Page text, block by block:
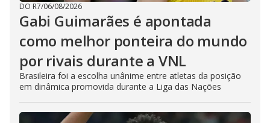
DO R7/06/08/2026
Gabi Guimarães é apontada
como melhor ponteira do mundo
por rivais durante a VNL
Brasileira foi a escolha unânime entre atletas da posição
em dinâmica promovida durante a Liga das Nações